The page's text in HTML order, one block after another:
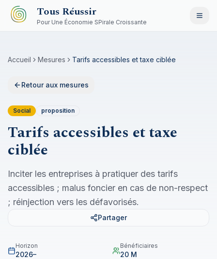
Aller au contenu principal
Tous Réussir
Pour Une Économie SPirale Croissante
Accueil Mesures Tarifs accessibles et taxe ciblée
Retour aux mesures
Social proposition
Tarifs accessibles et taxe
ciblée
Inciter les entreprises à pratiquer des tarifs
accessibles ; malus foncier en cas de non-respect
; réinjection vers les défavorisés.
Partager
Horizon
2026–
Bénéficiaires
20 M